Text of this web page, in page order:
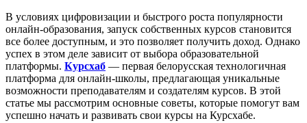
В условиях цифровизации и быстрого роста популярности
онлайн-образования, запуск собственных курсов становится
все более доступным, и это позволяет получить доход. Однако
успех в этом деле зависит от выбора образовательной
платформы. Курсхаб — первая белорусская технологичная
платформа для онлайн-школы, предлагающая уникальные
возможности преподавателям и создателям курсов. В этой
статье мы рассмотрим основные советы, которые помогут вам
успешно начать и развивать свои курсы на Курсхабе.